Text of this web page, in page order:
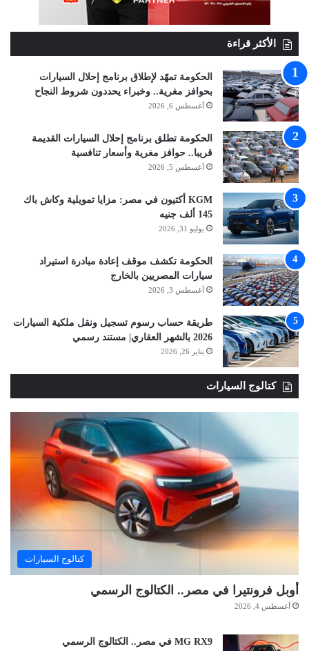
الأكثر قراءة
الحكومة تمهّد لإطلاق برنامج إحلال السيارات
بحوافز مغرية.. وخبراء يحددون شروط النجاح
أغسطس 6, 2026
الحكومة تطلق برنامج إحلال السيارات القديمة
قريبا.. حوافز مغرية وأسعار تنافسية
أغسطس 5, 2026
KGM أكتيون في مصر: مزايا تمويلية وكاش باك
145 ألف جنيه
يوليو 31, 2026
الحكومة تكشف موقف إعادة مبادرة استيراد
سيارات المصريين بالخارج
أغسطس 3, 2026
طريقة حساب رسوم تسجيل ونقل ملكية السيارات
2026 بالشهر العقاري| مستند رسمي
يناير 26, 2026
كتالوج السيارات
كتالوج السيارات
أوبل فرونتيرا في مصر.. الكتالوج الرسمي
أغسطس 4, 2026
MG RX9 في مصر.. الكتالوج الرسمي